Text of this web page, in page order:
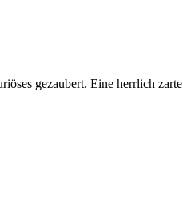
gezaubert. Eine herrlich zarte